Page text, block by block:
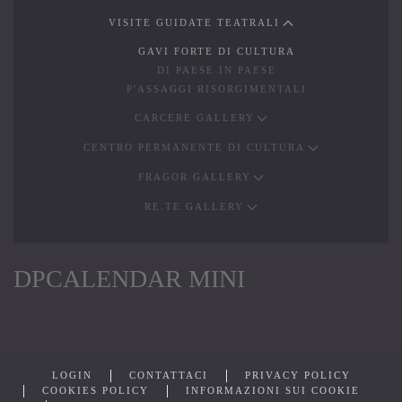
VISITE GUIDATE TEATRALI
GAVI FORTE DI CULTURA
DI PAESE IN PAESE
P'ASSAGGI RISORGIMENTALI
CARCERE GALLERY
CENTRO PERMANENTE DI CULTURA
FRAGOR GALLERY
RE.TE GALLERY
DPCALENDAR MINI
LOGIN CONTATTACI
PRIVACY POLICY
COOKIES POLICY
INFORMAZIONI SUI COOKIE